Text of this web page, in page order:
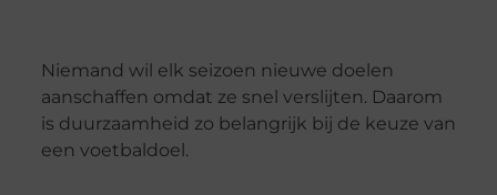
Niemand wil elk seizoen nieuwe doelen
aanschaffen omdat ze snel verslijten. Daarom
is duurzaamheid zo belangrijk bij de keuze van
een voetbaldoel.